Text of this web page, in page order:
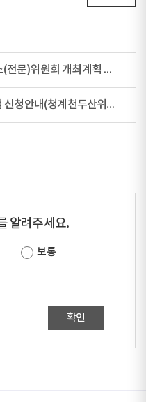
2025년 제5차 건축소(전문)위원회 개최계획 알림
건강아파트 프로그램 신청안내(청계천두산위브더제니스)
알려주세요.
보통
확인